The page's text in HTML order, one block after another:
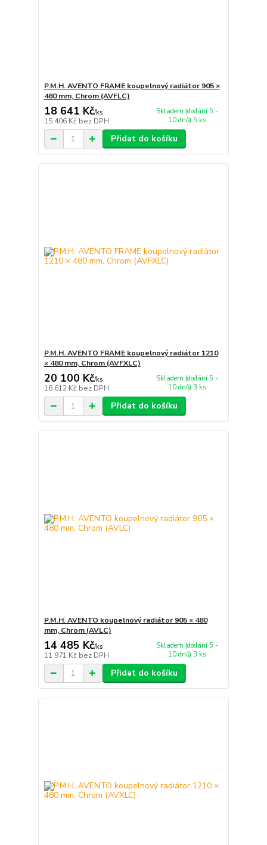
P.M.H. AVENTO FRAME koupelnový radiátor 905 ×
480 mm, Chrom (AVFLC)
18 641 Kč/ks
15 406 Kč bez DPH
Skladem (dodání 5 -
10 dnů) 5 ks
Přidat do košíku
P.M.H. AVENTO FRAME koupelnový radiátor 1210
× 480 mm, Chrom (AVFXLC)
20 100 Kč/ks
16 612 Kč bez DPH
Skladem (dodání 5 -
10 dnů) 3 ks
Přidat do košíku
P.M.H. AVENTO koupelnový radiátor 905 × 480
mm, Chrom (AVLC)
14 485 Kč/ks
11 971 Kč bez DPH
Skladem (dodání 5 -
10 dnů) 3 ks
Přidat do košíku